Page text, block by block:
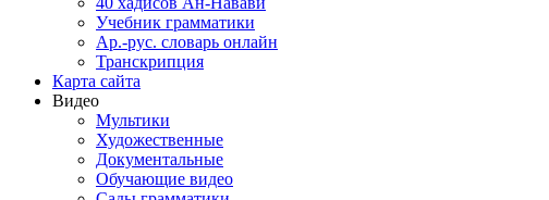
Учебник грамматики
Ар.-рус. словарь онлайн
Транскрипция
Карта сайта
Видео
Мультики
Художественные
Документальные
Обучающие видео